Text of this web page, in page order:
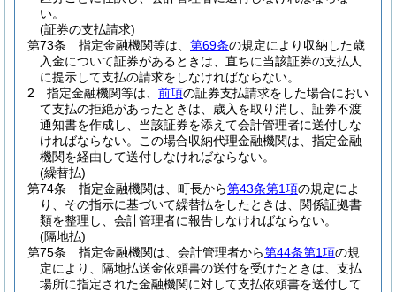
い。
(証券の支払請求)
第73条
指定金融機関等は、 第69条の規定により収納した歳
入金について証券があるときは、直ちに当該証券の支払人
に提示して支払の請求をしなければならない。
2
指定金融機関等は、 前項の証券支払請求をした場合におい
て支払の拒絶があったときは、歳入を取り消し、証券不渡
通知書を作成し、当該証券を添えて会計管理者に送付しな
ければならない。
この場合収納代理金融機関は、指定金融
機関を経由して送付しなければならない。
(繰替払)
第74条
指定金融機関は、町長から第43条第1項の規定によ
り、その指示に基づいて繰替払をしたときは、関係証拠書
類を整理し、会計管理者に報告しなければならない。
(隔地払)
第75条
指定金融機関は、会計管理者から第44条第1項の規
定により、隔地払送金依頼書の送付を受けたときは、支払
場所に指定された金融機関に対して支払依頼書を送付して